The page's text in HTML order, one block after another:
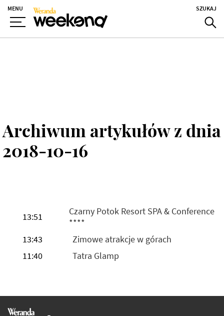
MENU SZUKAJ
Archiwum artykułów z dnia
2018-10-16
13:51
Czarny Potok Resort SPA & Conference
****
13:43
Zimowe atrakcje w górach
11:40
Tatra Glamp